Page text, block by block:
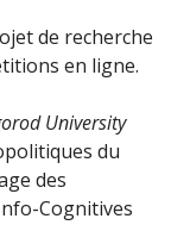
de recherche
en ligne.
University
du
des
Cognitives